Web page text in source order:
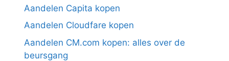
Aandelen Capita kopen
Aandelen Cloudfare kopen
Aandelen CM.com kopen: alles over de
beursgang